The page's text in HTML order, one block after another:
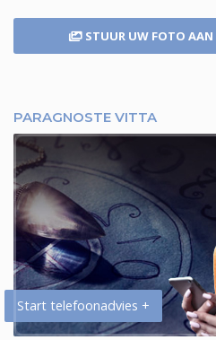
STUUR UW FOTO
PARAGNOSTE VITTA
Start telefoonadvies +